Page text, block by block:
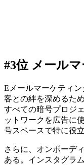
#3位 メール
Eメールマーケティ
客との絆を深めるた
すべての暗号プロジ
ットワークを広告に
号スペースで特に役立
さらに、オンボーデ
ある。インスタグラ